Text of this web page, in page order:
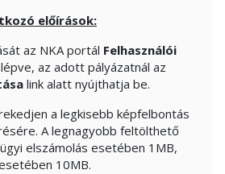
előírások:
az NKA portál Felhasználói
az adott pályázatnál az
link alatt nyújthatja be.
a legkisebb képfelbontás
A legnagyobb feltölthető
elszámolás esetében 1MB,
10MB.